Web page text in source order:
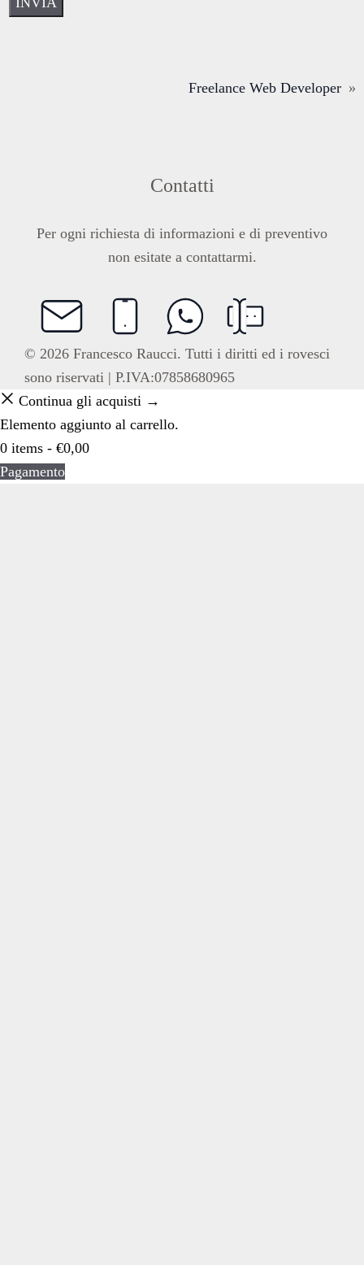
Freelance Web Developer »
Contatti
Per ogni richiesta di informazioni e di preventivo
non esitate a contattarmi.
© 2026 Francesco Raucci. Tutti i diritti ed i rovesci
sono riservati | P.IVA:07858680965
Continua gli acquisti →
Elemento aggiunto al carrello.
0 items - €0,00
Pagamento